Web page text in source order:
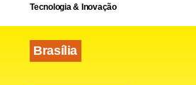
Tecnologia & Inovação
Brasília